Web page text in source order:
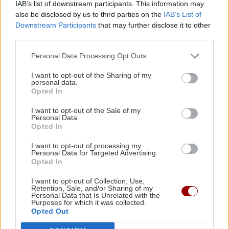
IAB’s list of downstream participants. This information may
also be disclosed by us to third parties on the IAB’s List of
Downstream Participants that may further disclose it to other
Personal Data Processing Opt Outs
I want to opt-out of the Sharing of my
personal data.
Opted In
I want to opt-out of the Sale of my
Personal Data.
Opted In
I want to opt-out of processing my
Personal Data for Targeted Advertising.
Opted In
I want to opt-out of Collection, Use,
Retention, Sale, and/or Sharing of my
Personal Data that Is Unrelated with the
Purposes for which it was collected.
Opted Out
17:51
ΗΡΑΚΛΕΙΟ
Κερδίστε 5 διπλές προσκλήσεις για τη
θεατρική παράσταση «Οικογένεια Τσεκμέ»
17:45
ΑΘΛΗΤΙΚΑ
Γιώργος Αγριμανάκης: Αντιδήμαρχος
Αυγούστου
17:36
ΚΡΗΤΗ
Μεγάλες πληγές στο Ρέθυμνο από τις φωτιές –
ΚΡΗΤΗ
Ρέθυμνο: Δημόσιος έπαινος σε όσους
ΚΟΣΜΟΣ
ταυτοποίηση των μεταναστών -
μεταφορά των ανηλίκων
Μεγάλη έξοδος του Αυγούστου:
«Μποτιλιάρισμα» στα λιμάνια και